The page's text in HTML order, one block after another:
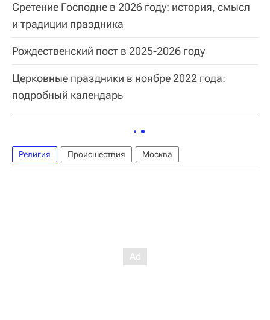
Сретение Господне в 2026 году: история, смысл
и традиции праздника
Рождественский пост в 2025-2026 году
Церковные праздники в ноябре 2022 года:
подробный календарь
Религия Происшествия Москва